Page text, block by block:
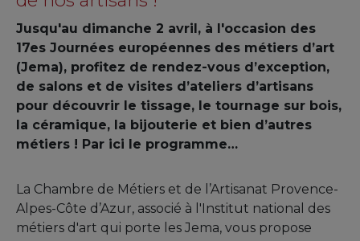
Jusqu'au dimanche 2 avril, à l'occasion des
17es Journées européennes des métiers d’art
(Jema), profitez de rendez-vous d’exception,
de salons et de visites d’ateliers d’artisans
pour découvrir le tissage, le tournage sur bois,
la céramique, la bijouterie et bien d’autres
métiers ! Par ici le programme…
La Chambre de Métiers et de l’Artisanat Provence-
Alpes-Côte d’Azur, associé à l'Institut national des
métiers d'art qui porte les Jema, vous propose